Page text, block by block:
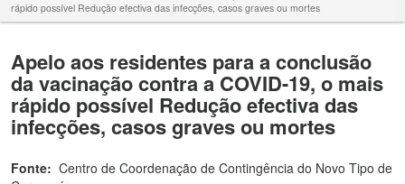
rápido possível Redução efectiva das infecções, casos graves ou mortes
Apelo aos residentes para a conclusão
da vacinação contra a COVID-19, o mais
rápido possível Redução efectiva das
infecções, casos graves ou mortes
Fonte: Centro de Coordenação de Contingência do Novo Tipo de